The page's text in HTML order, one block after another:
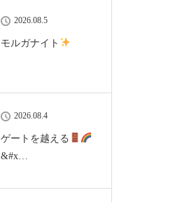
2026.08.5
モルガナイト
2026.08.4
ゲートを越える
&#x…